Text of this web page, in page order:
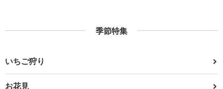
季節特集
いちご狩り
お花見